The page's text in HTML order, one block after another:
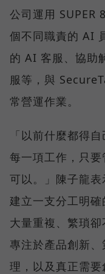
公司運用 SUPER
個不同職責的 AI
的 AI 客服、協助
服等，與
常營運作業。
「以前什麼都得
每一項工作，只
可以。」陳子龍
建立一支分工明
大量重複、繁瑣
專注於產品創新
理，以及真正需